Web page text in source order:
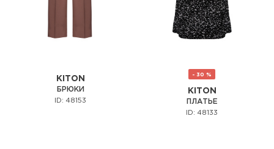
KITON
БРЮКИ
ID: 48153
- 30 %
KITON
ПЛАТЬЕ
ID: 48133